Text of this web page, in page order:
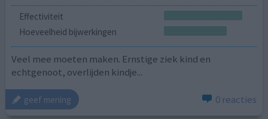
Effectiviteit
Hoeveelheid bijwerkingen
Veel mee moeten maken. Ernstige ziek kind en
echtgenoot, overlijden kindje...
geef mening 0 reacties